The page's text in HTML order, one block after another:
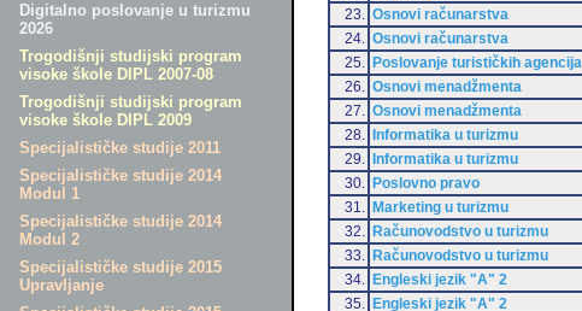
Digitalno poslovanje u turizmu
2026
Trogodišnji studijski program
visoke škole DIPL 2007-08
Trogodišnji studijski program
visoke škole DIPL 2009
Specijalističke studije 2011
Specijalističke studije 2014
Modul 1
Specijalističke studije 2014
Modul 2
Specijalističke studije 2015
Upravljanje
23.
Osnovi računarstva
24.
Osnovi računarstva
25.
Poslovanje turističkih agencija
26.
Osnovi menadžmenta
27.
Osnovi menadžmenta
28.
Informatika u turizmu
29.
Informatika u turizmu
30.
Poslovno pravo
31.
Marketing u turizmu
32.
Računovodstvo u turizmu
33.
Računovodstvo u turizmu
34.
Engleski jezik "A" 2
35.
Engleski jezik "A" 2